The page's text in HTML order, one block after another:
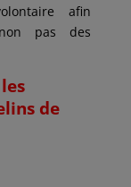
afin
pas des
de